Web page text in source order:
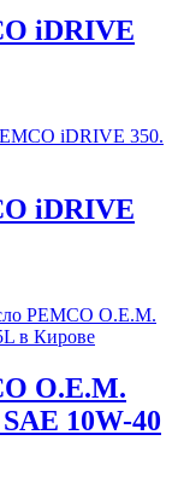
iDRIVE
iDRIVE
O.E.M.
10W-40